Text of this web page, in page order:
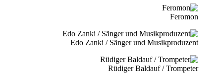
Feromon
Edo Zanki / Sänger und Musikproduzent
Rüdiger Baldauf / Trompeter